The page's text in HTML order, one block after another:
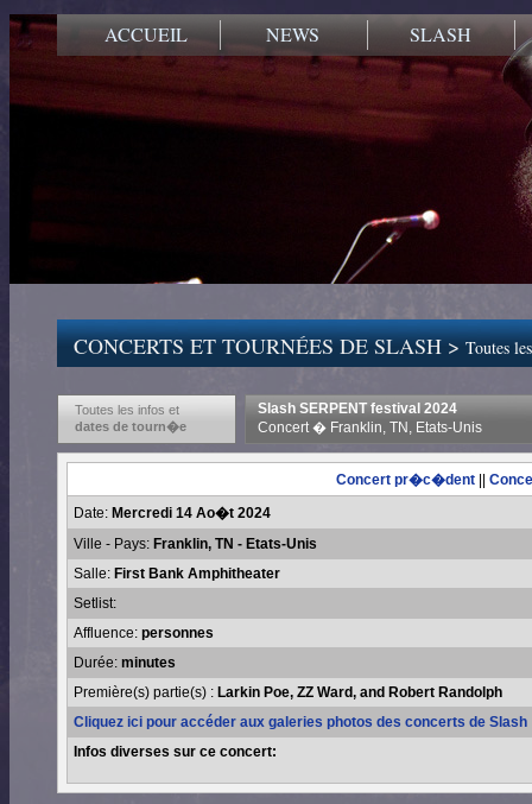
ACCUEIL NEWS SLASH
CONCERTS ET TOURNÉES DE SLASH >Toutes
Toutes les infos et
dates de tourn�e
Slash SERPENT festival 2024
Concert � Franklin, TN, Etats-Unis
Concert pr�c�dent
Date: Mercredi 14 Ao�t 2024
Ville - Pays: Franklin, TN - Etats-Unis
Salle: First Bank Amphitheater
Setlist:
Affluence: personnes
Durée: minutes
Première(s) partie(s) : Larkin Poe, ZZ Ward, and Robert Randolph
Cliquez ici pour accéder aux galeries photos des concerts de Slash
Infos diverses sur ce concert: